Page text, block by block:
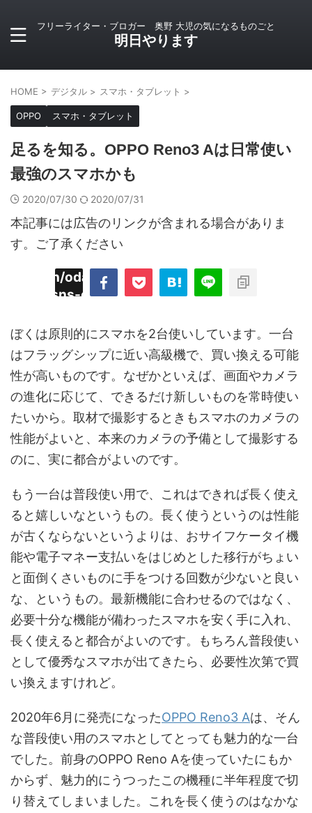
フリーライター・ブロガー 奥野 大児の気になるものごと
明日やります
HOME > デジタル > スマホ・タブレット >
OPPO スマホ・タブレット
足るを知る。OPPO Reno3 Aは日常使い
最強のスマホかも
2020/07/30 2020/07/31
本記事には広告のリンクが含まれる場合がありま
す。ご了承ください
odaiji.com/public_html/blog/wp-
sns-count-cache/sns-count-
ぼくは原則的にスマホを2台使いしています。一台
はフラッグシップに近い高級機で、買い換える可能
性が高いものです。なぜかといえば、画面やカメラ
の進化に応じて、できるだけ新しいものを常時使い
たいから。取材で撮影するときもスマホのカメラの
性能がよいと、本来のカメラの予備として撮影する
のに、実に都合がよいのです。
もう一台は普段使い用で、これはできれば長く使え
ると嬉しいなというもの。長く使うというのは性能
が古くならないというよりは、おサイフケータイ機
能や電子マネー支払いをはじめとした移行がちょい
と面倒くさいものに手をつける回数が少ないと良い
な、というもの。最新機能に合わせるのではなく、
必要十分な機能が備わったスマホを安く手に入れ、
長く使えると都合がよいのです。もちろん普段使い
として優秀なスマホが出てきたら、必要性次第で買
い換えますけれど。
2020年6月に発売になったOPPO Reno3 Aは、そん
な普段使い用のスマホとしてとっても魅力的な一台
でした。前身のOPPO Reno Aを使っていたにもか
からず、魅力的にうつったこの機種に半年程度で切
り替えてしまいました。これを長く使うのはなかな